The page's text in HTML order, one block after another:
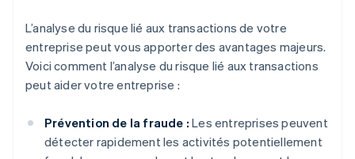
L’analyse du risque lié aux transactions de votre
entreprise peut vous apporter des avantages majeurs.
Voici comment l’analyse du risque lié aux transactions
peut aider votre entreprise :
Prévention de la fraude : Les entreprises peuvent
détecter rapidement les activités potentiellement